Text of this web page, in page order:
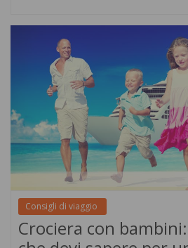
Consigli di viaggio
Crociera con